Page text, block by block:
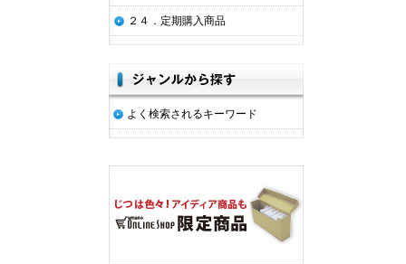
２４．定期購入商品
よく検索されるキーワード